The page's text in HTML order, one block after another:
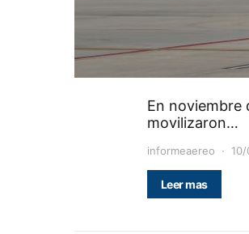
En noviembre
movilizaron…
informeaereo 10/
Leer mas